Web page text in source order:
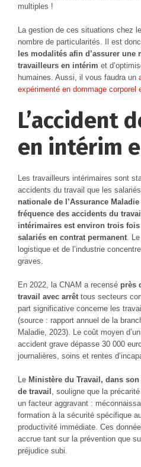
multiples !
La gestion de ces situations chez
nombre de particularités. Il est
les modalités afin d’assurer
travailleurs en intérim et
humaines. Aussi, il vous faudra un
expérimenté en dommage corporel
L’accident
en intérim
Les travailleurs intérimaires sont
accidents du travail que les
nationale de l’Assurance
fréquence des accidents du
intérimaires est environ trois
salariés en contrat permanent .
logistique et de l’industrie
graves.
En 2022, la CNAM a recensé près
travail avec arrêt tous secteurs
part significative concerne les
(source : rapport annuel de la
Maladie, 2023). Le coût moyen
accident grave dépasse 30 000
journalières, soins et rentes
Le Ministère du Travail, dans
de travail
, souligne que la
un facteur aggravant :
formation à la sécurité spécifique
productivité immédiate. Ces
accrue tant sur la prévention que
préjudice subi.